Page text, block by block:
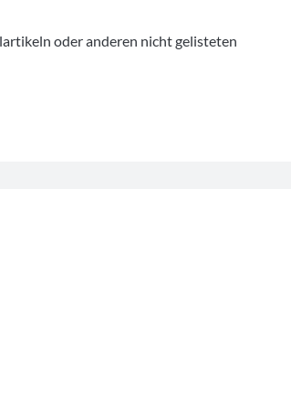
oder anderen nicht gelisteten